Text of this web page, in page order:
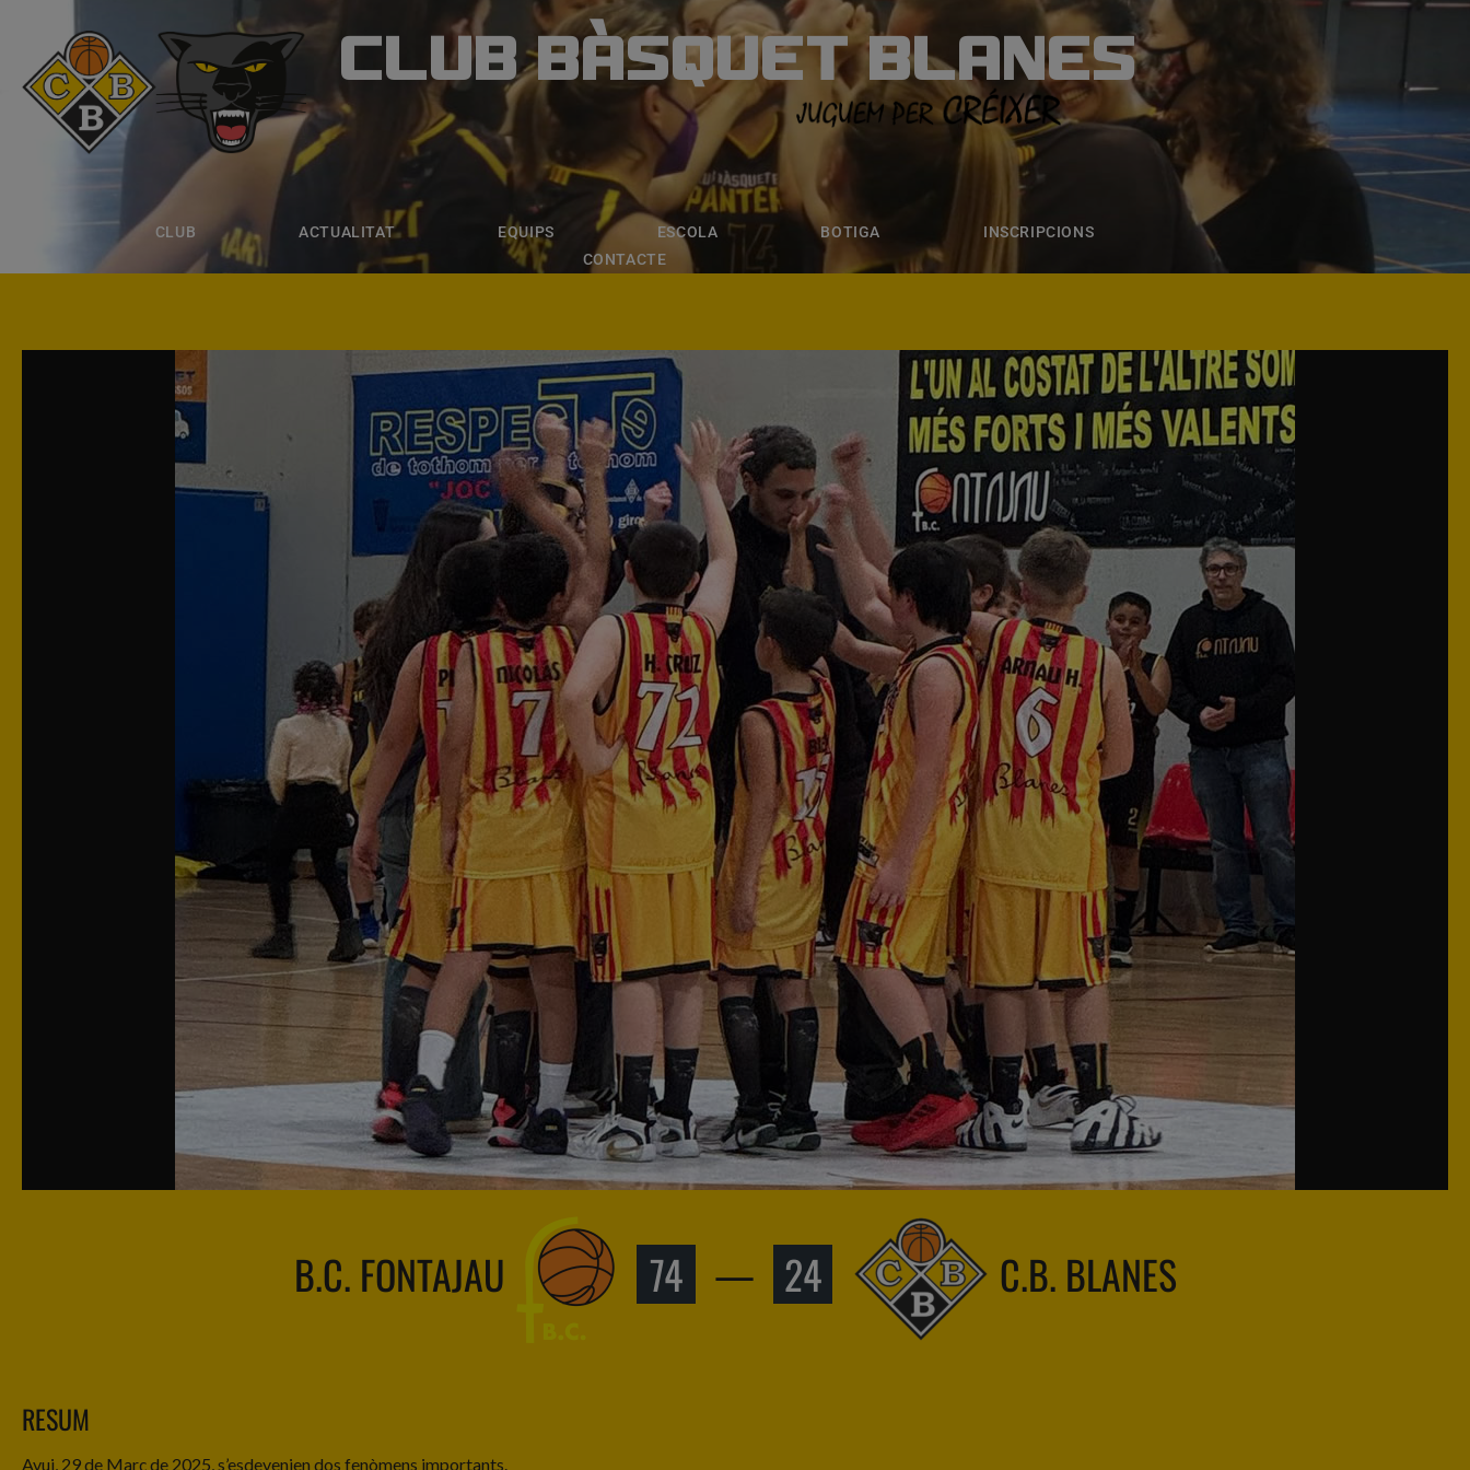
CLUB BÀSQUET BLANES
CLUB ACTUALITAT EQUIPS ESCOLA BOTIGA
INSCRIPCIONS
CONTACTE
CLUB BÀSQUET BLANES
ACTUALITAT ESCOLA BOTIGA INSCRIPCIONS
B.C. FONTAJAU 74 — 24 C.B. BLANES
RESUM
Avui, 29 de Març de 2025, s’esdevenien dos fenòmens importants.